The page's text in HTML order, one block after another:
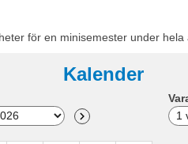
för en minisemester under
Kalender